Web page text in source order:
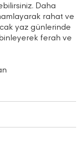
Daha
rahat ve
yaz günlerinde
ferah ve